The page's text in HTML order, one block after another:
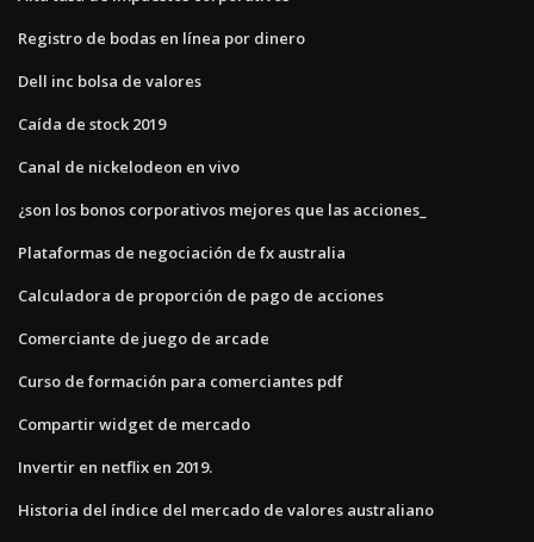
Registro de bodas en línea por dinero
Dell inc bolsa de valores
Caída de stock 2019
Canal de nickelodeon en vivo
¿son los bonos corporativos mejores que las acciones_
Plataformas de negociación de fx australia
Calculadora de proporción de pago de acciones
Comerciante de juego de arcade
Curso de formación para comerciantes pdf
Compartir widget de mercado
Invertir en netflix en 2019.
Historia del índice del mercado de valores australiano